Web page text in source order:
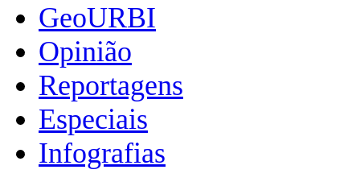
GeoURBI
Opinião
Reportagens
Especiais
Infografias